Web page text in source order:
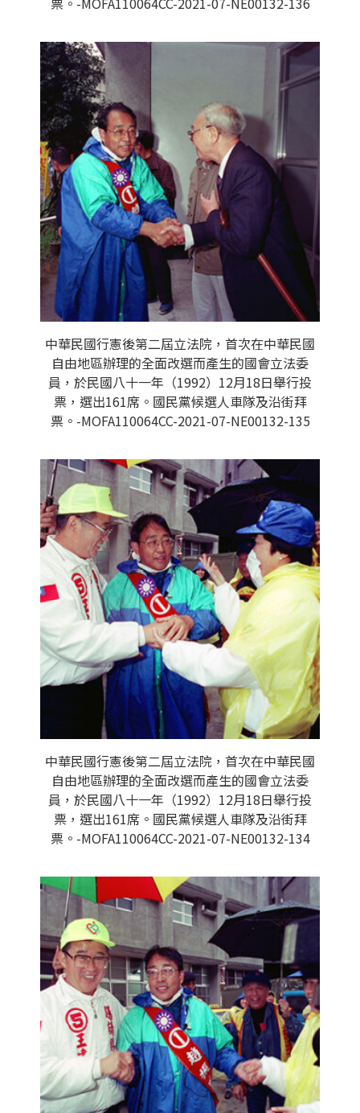
中華民國行憲後第二屆立法院，首次在中華民國
自由地區辦理的全面改選而產生的國會立法委
員，於民國八十一年（1992）12月18日舉行投
票，選出161席。國民黨候選人車隊及沿街拜
票。-MOFA110064CC-2021-07-NE00132-135
中華民國行憲後第二屆立法院，首次在中華民國
自由地區辦理的全面改選而產生的國會立法委
員，於民國八十一年（1992）12月18日舉行投
票，選出161席。國民黨候選人車隊及沿街拜
票。-MOFA110064CC-2021-07-NE00132-134